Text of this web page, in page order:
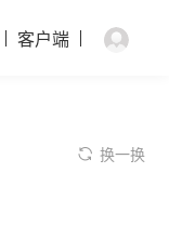
客户端
换一换